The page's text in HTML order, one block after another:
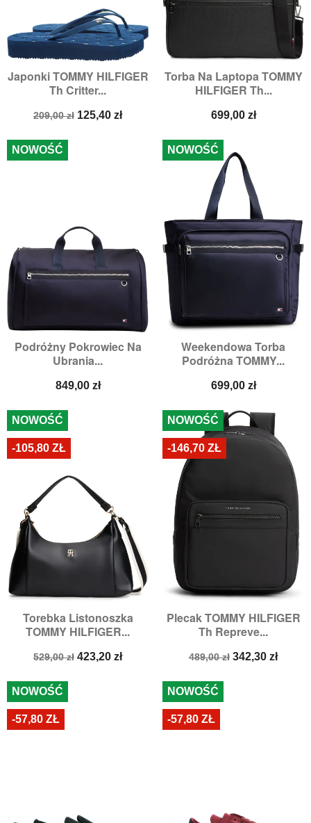
Japonki TOMMY HILFIGER
Th Critter...
Cena
209,00 zł Cena
125,40 zł
Torba Na Laptopa TOMMY
HILFIGER Th...
Cena
699,00 zł
Podróżny Pokrowiec Na
Ubrania...
Cena
849,00 zł
NOWOŚĆ
Weekendowa Torba
Podróżna TOMMY...
Cena
699,00 zł
NOWOŚĆ
Torebka Listonoszka
TOMMY HILFIGER...
Cena
529,00 zł Cena
423,20 zł
NOWOŚĆ
-105,80 ZŁ
Plecak TOMMY HILFIGER
Th Repreve...
Cena
489,00 zł Cena
342,30 zł
NOWOŚĆ
-146,70 ZŁ
NOWOŚĆ
-57,80 ZŁ
NOWOŚĆ
-57,80 ZŁ